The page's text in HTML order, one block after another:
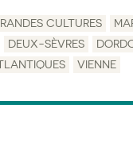
CULTURES
DEUX-SÈVRES
VIENNE